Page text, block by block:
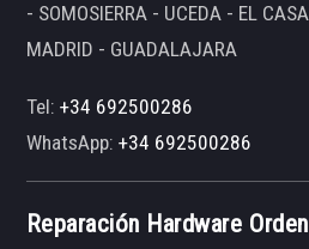
- SOMOSIERRA - UCEDA - EL
MADRID - GUADALAJARA
Tel:+34 692500286
WhatsApp:+34 692500286
Reparación Hardware